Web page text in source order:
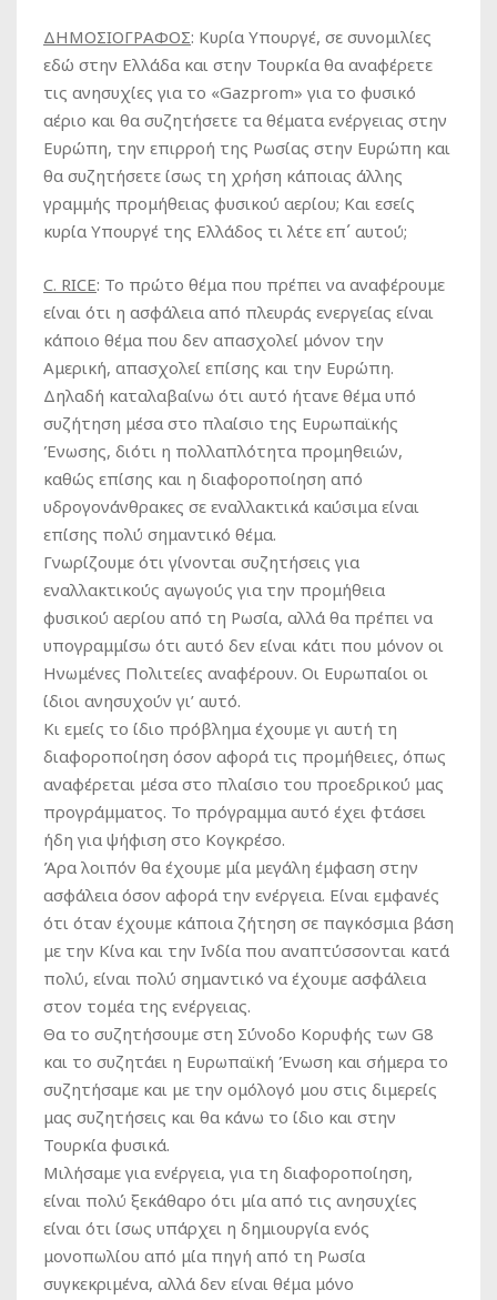
ΔΗΜΟΣΙΟΓΡΑΦΟΣ: Κυρία Υπουργέ, σε συνομιλίες
εδώ στην Ελλάδα και στην Τουρκία θα αναφέρετε
τις ανησυχίες για το «Gazprom» για το φυσικό
αέριο και θα συζητήσετε τα θέματα ενέργειας στην
Ευρώπη, την επιρροή της Ρωσίας στην Ευρώπη και
θα συζητήσετε ίσως τη χρήση κάποιας άλλης
γραμμής προμήθειας φυσικού αερίου; Και εσείς
κυρία Υπουργέ της Ελλάδος τι λέτε επ΄ αυτού;
C. RICE: Το πρώτο θέμα που πρέπει να αναφέρουμε
είναι ότι η ασφάλεια από πλευράς ενεργείας είναι
κάποιο θέμα που δεν απασχολεί μόνον την
Αμερική, απασχολεί επίσης και την Ευρώπη.
Δηλαδή καταλαβαίνω ότι αυτό ήτανε θέμα υπό
συζήτηση μέσα στο πλαίσιο της Ευρωπαϊκής
Ένωσης, διότι η πολλαπλότητα προμηθειών,
καθώς επίσης και η διαφοροποίηση από
υδρογονάνθρακες σε εναλλακτικά καύσιμα είναι
επίσης πολύ σημαντικό θέμα.
Γνωρίζουμε ότι γίνονται συζητήσεις για
εναλλακτικούς αγωγούς για την προμήθεια
φυσικού αερίου από τη Ρωσία, αλλά θα πρέπει να
υπογραμμίσω ότι αυτό δεν είναι κάτι που μόνον οι
Ηνωμένες Πολιτείες αναφέρουν. Οι Ευρωπαίοι οι
ίδιοι ανησυχούν γι’ αυτό.
Κι εμείς το ίδιο πρόβλημα έχουμε γι αυτή τη
διαφοροποίηση όσον αφορά τις προμήθειες, όπως
αναφέρεται μέσα στο πλαίσιο του προεδρικού μας
προγράμματος. Το πρόγραμμα αυτό έχει φτάσει
ήδη για ψήφιση στο Κογκρέσο.
Άρα λοιπόν θα έχουμε μία μεγάλη έμφαση στην
ασφάλεια όσον αφορά την ενέργεια. Είναι εμφανές
ότι όταν έχουμε κάποια ζήτηση σε παγκόσμια βάση
με την Κίνα και την Ινδία που αναπτύσσονται κατά
πολύ, είναι πολύ σημαντικό να έχουμε ασφάλεια
στον τομέα της ενέργειας.
Θα το συζητήσουμε στη Σύνοδο Κορυφής των G8
και το συζητάει η Ευρωπαϊκή Ένωση και σήμερα το
συζητήσαμε και με την ομόλογό μου στις διμερείς
μας συζητήσεις και θα κάνω το ίδιο και στην
Τουρκία φυσικά.
Μιλήσαμε για ενέργεια, για τη διαφοροποίηση,
είναι πολύ ξεκάθαρο ότι μία από τις ανησυχίες
είναι ότι ίσως υπάρχει η δημιουργία ενός
μονοπωλίου από μία πηγή από τη Ρωσία
συγκεκριμένα, αλλά δεν είναι θέμα μόνο